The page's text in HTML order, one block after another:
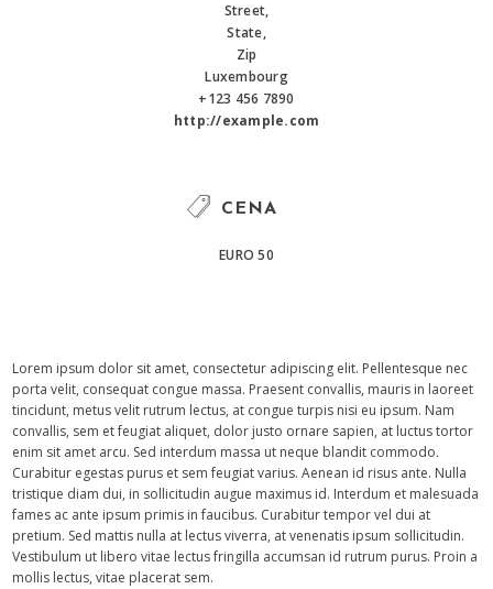
Street,
State,
Zip
Luxembourg
+123 456 7890
http://example.com
CENA
EURO 50
Lorem ipsum dolor sit amet, consectetur adipiscing elit. Pellentesque nec
porta velit, consequat congue massa. Praesent convallis, mauris in laoreet
tincidunt, metus velit rutrum lectus, at congue turpis nisi eu ipsum. Nam
convallis, sem et feugiat aliquet, dolor justo ornare sapien, at luctus tortor
enim sit amet arcu. Sed interdum massa ut neque blandit commodo.
Curabitur egestas purus et sem feugiat varius. Aenean id risus ante. Nulla
tristique diam dui, in sollicitudin augue maximus id. Interdum et malesuada
fames ac ante ipsum primis in faucibus. Curabitur tempor vel dui at
pretium. Sed mattis nulla at lectus viverra, at venenatis ipsum sollicitudin.
Vestibulum ut libero vitae lectus fringilla accumsan id rutrum purus. Proin a
mollis lectus, vitae placerat sem.